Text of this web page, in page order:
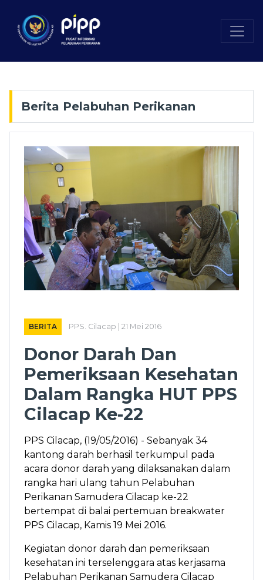
Berita Pelabuhan Perikanan
BERITA PPS. Cilacap | 21 Mei 2016
Donor Darah Dan
Pemeriksaan Kesehatan
Dalam Rangka HUT PPS
Cilacap Ke-22
PPS Cilacap, (19/05/2016) - Sebanyak 34
kantong darah berhasil terkumpul pada
acara donor darah yang dilaksanakan dalam
rangka hari ulang tahun Pelabuhan
Perikanan Samudera Cilacap ke-22
bertempat di balai pertemuan breakwater
PPS Cilacap, Kamis 19 Mei 2016.
Kegiatan donor darah dan pemeriksaan
kesehatan ini terselenggara atas kerjasama
Pelabuhan Perikanan Samudera Cilacap